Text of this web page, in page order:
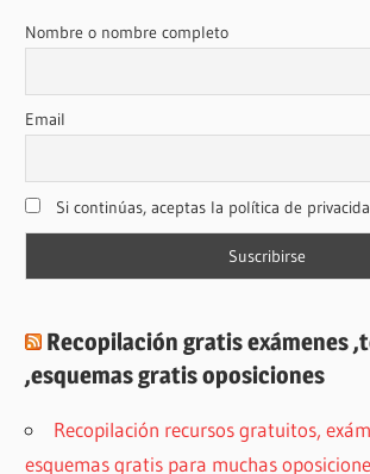
Nombre o nombre completo
Email
Si continúas, aceptas la política de
Recopilación gratis exámenes
,esquemas gratis oposiciones
Recopilación recursos gratuitos,
esquemas gratis para muchas